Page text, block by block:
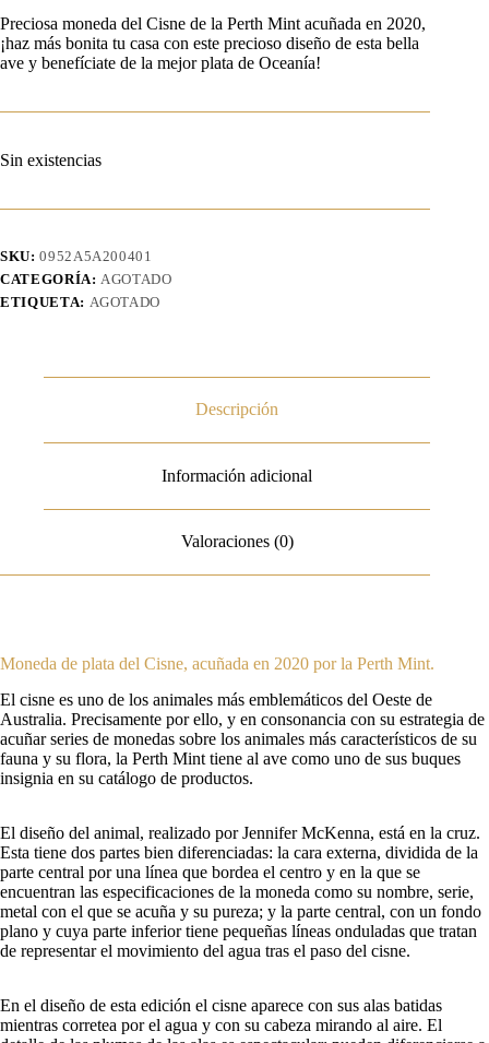
Preciosa moneda del Cisne de la Perth Mint acuñada en 2020,
¡haz más bonita tu casa con este precioso diseño de esta bella
ave y benefíciate de la mejor plata de Oceanía!
Sin existencias
SKU:0952A5A200401
CATEGORÍA: AGOTADO
ETIQUETA: AGOTADO
Descripción
Información adicional
Valoraciones (0)
Moneda de plata del Cisne, acuñada en 2020 por la Perth Mint.
El cisne es uno de los animales más emblemáticos del Oeste de
Australia. Precisamente por ello, y en consonancia con su estrategia de
acuñar series de monedas sobre los animales más característicos de su
fauna y su flora, la Perth Mint tiene al ave como uno de sus buques
insignia en su catálogo de productos.
El diseño del animal, realizado por Jennifer McKenna, está en la cruz.
Esta tiene dos partes bien diferenciadas: la cara externa, dividida de la
parte central por una línea que bordea el centro y en la que se
encuentran las especificaciones de la moneda como su nombre, serie,
metal con el que se acuña y su pureza; y la parte central, con un fondo
plano y cuya parte inferior tiene pequeñas líneas onduladas que tratan
de representar el movimiento del agua tras el paso del cisne.
En el diseño de esta edición el cisne aparece con sus alas batidas
mientras corretea por el agua y con su cabeza mirando al aire. El